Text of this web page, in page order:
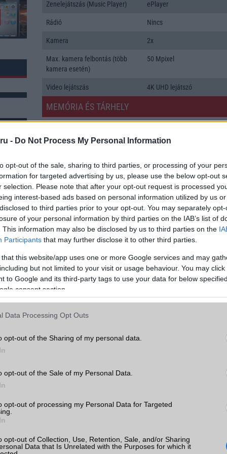
- Do Not Process My Personal Information
opt-out of the sale, sharing to third parties, or processing of your
for targeted advertising by us, please use the below opt-out
selection. Please note that after your opt-out request is processed
interest-based ads based on personal information utilized by us
to third parties prior to your opt-out. You may separately
of your personal information by third parties on the IAB’s list of
This information may also be disclosed by us to third parties on the
Participants that may further disclose it to other third parties.
that this website/app uses one or more Google services and may
but not limited to your visit or usage behaviour. You may
to Google and its third-party tags to use your data for below
consent section.
Data Processing Opt Outs
opt-out of the Sharing of my personal data.
opt-out of the Sale of my Personal Data.
opt-out of processing my Personal Data for Targeted
opt-out of Collection, Use, Retention, Sale, and/or Sharing
Data that Is Unrelated with the Purposes for which it
1
Zenelejátszás (Music Player) ePlayer
Rádió Nincs
Kamera 2x
Max. kamera felbontás (több
kamera esetén)
50 Mpixel
Video lejátszás 4K UHD lejátszó
MEMÓRIA ÉS TÁRHELY
Min. memória 8 GB
Min. háttértár 128 GB
Memória bővíthetőség T-Flash/microSD
ADATCSERE
GPRS Van
EDGE Van
WAP 5HTML
EMS /E-mail push eMail
Infraport
Wi-Fi extra Nincs
Blackberry Nincs